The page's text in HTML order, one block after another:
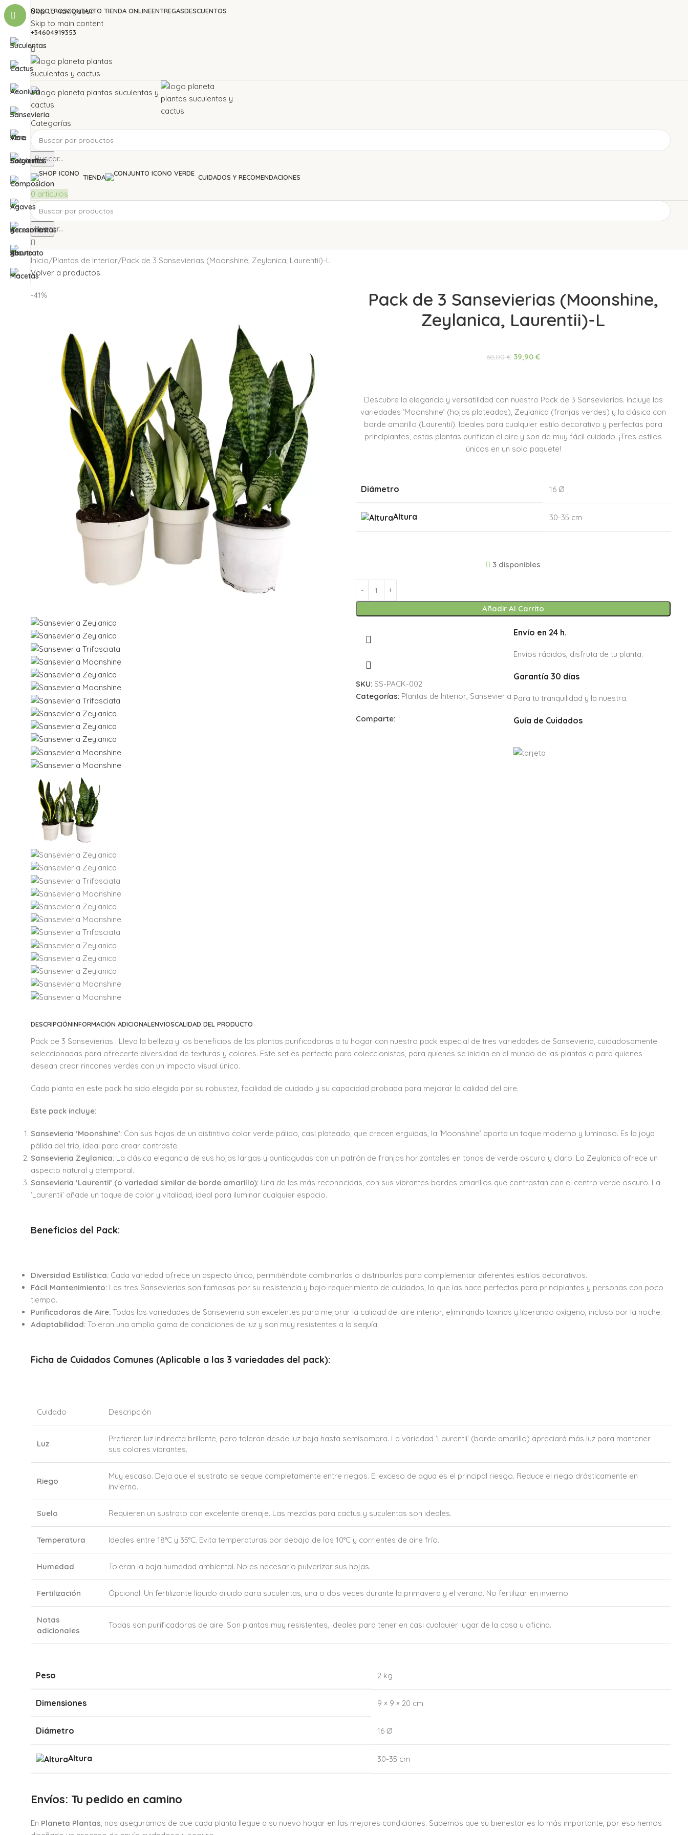
Skip to navigation
Skip to main content
NOSOTROSCONTACTO TIENDA ONLINEENTREGASDESCUENTOS
+34604919353
Categorías
Buscar...
TIENDA CUIDADOS Y RECOMENDACIONES
0 artículos
Buscar...
Inicio Plantas de Interior Pack de 3 Sansevierias (Moonshine, Zeylanica, Laurentii)-L
Volver a productos
-41%
Pack de 3 Sansevierias (Moonshine,
Zeylanica, Laurentii)-L
68,00€ 39,90 €
Descubre la elegancia y versatilidad con nuestro Pack de 3 Sansevierias. Incluye las
variedades ‘Moonshine’ (hojas plateadas), Zeylanica (franjas verdes) y la clásica con
borde amarillo (Laurentii). Ideales para cualquier estilo decorativo y perfectas para
principiantes, estas plantas purifican el aire y son de muy fácil cuidado. ¡Tres estilos
únicos en un solo paquete!
Diámetro 16 Ø
Altura 30-35 cm
3 disponibles
Añadir Al Carrito
SKU: SS-PACK-002
Categorías: Plantas de Interior, Sansevieria
Comparte:
Envío en 24 h.
Envíos rápidos, disfruta de tu planta.
Garantía 30 días
Para tu tranquilidad y la nuestra.
Guía de Cuidados
DESCRIPCIÓNINFORMACIÓN ADICIONALENVIOSCALIDAD DEL PRODUCTO
Pack de 3 Sansevierias . Lleva la belleza y los beneficios de las plantas purificadoras a tu hogar con nuestro pack especial de tres variedades de Sansevieria, cuidadosamente
seleccionadas para ofrecerte diversidad de texturas y colores. Este set es perfecto para coleccionistas, para quienes se inician en el mundo de las plantas o para quienes
desean crear rincones verdes con un impacto visual único.
Cada planta en este pack ha sido elegida por su robustez, facilidad de cuidado y su capacidad probada para mejorar la calidad del aire.
Este pack incluye:
Sansevieria ‘Moonshine’: Con sus hojas de un distintivo color verde pálido, casi plateado, que crecen erguidas, la ‘Moonshine’ aporta un toque moderno y luminoso. Es la joya
pálida del trío, ideal para crear contraste.
Sansevieria Zeylanica: La clásica elegancia de sus hojas largas y puntiagudas con un patrón de franjas horizontales en tonos de verde oscuro y claro. La Zeylanica ofrece un
aspecto natural y atemporal.
Sansevieria ‘Laurentii’ (o variedad similar de borde amarillo): Una de las más reconocidas, con sus vibrantes bordes amarillos que contrastan con el centro verde oscuro. La
‘Laurentii’ añade un toque de color y vitalidad, ideal para iluminar cualquier espacio.
Beneficios del Pack:
Diversidad Estilística: Cada variedad ofrece un aspecto único, permitiéndote combinarlas o distribuirlas para complementar diferentes estilos decorativos.
Fácil Mantenimiento: Las tres Sansevierias son famosas por su resistencia y bajo requerimiento de cuidados, lo que las hace perfectas para principiantes y personas con poco
tiempo.
Purificadoras de Aire: Todas las variedades de Sansevieria son excelentes para mejorar la calidad del aire interior, eliminando toxinas y liberando oxígeno, incluso por la noche.
Adaptabilidad: Toleran una amplia gama de condiciones de luz y son muy resistentes a la sequía.
Ficha de Cuidados Comunes (Aplicable a las 3 variedades del pack):
Cuidado Descripción
Luz
Prefieren luz indirecta brillante, pero toleran desde luz baja hasta semisombra. La variedad ‘Laurentii’ (borde amarillo) apreciará más luz para mantener
sus colores vibrantes.
Riego
Muy escaso. Deja que el sustrato se seque completamente entre riegos. El exceso de agua es el principal riesgo. Reduce el riego drásticamente en
invierno.
Suelo Requieren un sustrato con excelente drenaje. Las mezclas para cactus y suculentas son ideales.
Temperatura Ideales entre 18°C y 35°C. Evita temperaturas por debajo de los 10°C y corrientes de aire frío.
Humedad Toleran la baja humedad ambiental. No es necesario pulverizar sus hojas.
Fertilización Opcional. Un fertilizante líquido diluido para suculentas, una o dos veces durante la primavera y el verano. No fertilizar en invierno.
Notas
adicionales
Todas son purificadoras de aire. Son plantas muy resistentes, ideales para tener en casi cualquier lugar de la casa u oficina.
Peso 2 kg
Dimensiones 9 × 9 × 20 cm
Diámetro 16 Ø
Altura 30-35 cm
Envíos: Tu pedido en camino
En Planeta Plantas , nos aseguramos de que cada planta llegue a su nuevo hogar en las mejores condiciones. Sabemos que su bienestar es lo más importante, por eso hemos